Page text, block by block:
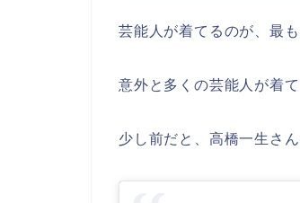
芸能人が着てるのが、最
意外と多くの芸能人が着て
少し前だと、高橋一生さ